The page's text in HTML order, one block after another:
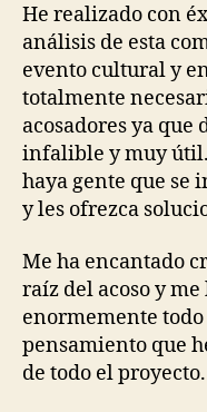
He realizado con
análisis de esta
evento cultural y
totalmente
acosadores ya que
infalible y muy
haya gente que se
y les ofrezca
Me ha encantado
raíz del acoso y
enormemente
pensamiento que
de todo el proyecto.